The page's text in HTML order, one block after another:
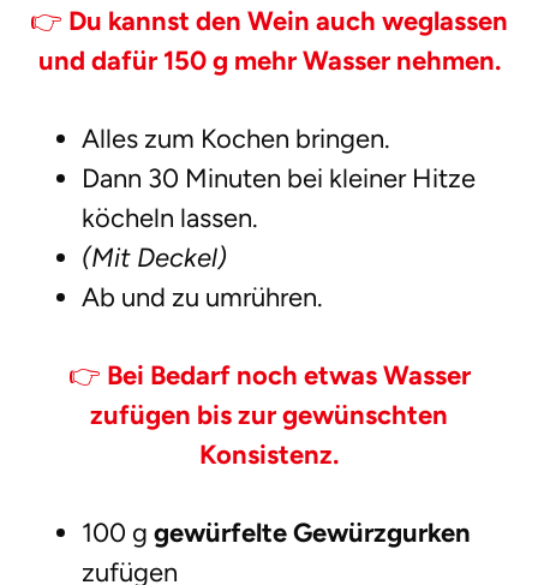
👉 Du kannst den Wein auch weglassen
und dafür 150 g mehr Wasser nehmen.
Alles zum Kochen bringen.
Dann 30 Minuten bei kleiner Hitze
köcheln lassen.
(Mit Deckel)
Ab und zu umrühren.
👉 Bei Bedarf noch etwas Wasser
zufügen bis zur gewünschten
Konsistenz.
100 g gewürfelte Gewürzgurken
zufügen